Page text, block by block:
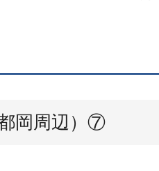
岡周辺）⑦